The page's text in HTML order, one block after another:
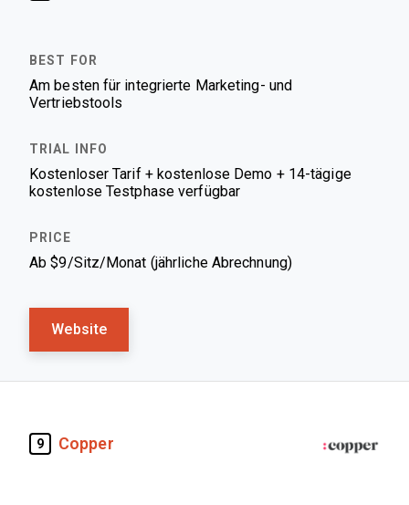
Am besten für integrierte Marketing- und
Vertriebstools
Kostenloser Tarif + kostenlose Demo + 14-tägige
kostenlose Testphase verfügbar
Ab $9/Sitz/Monat (jährliche Abrechnung)
Website
9 Copper